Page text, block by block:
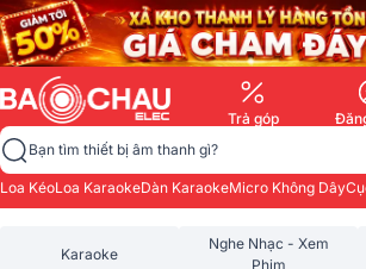
Trả góp
Bạn tìm thiết bị âm thanh gì?
Loa KéoLoa KaraokeDàn KaraokeMicro Không Dây
Karaoke
Nghe Nhạc - Xem
Phim